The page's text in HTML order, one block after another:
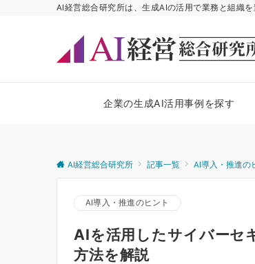
AI経営総合研究所は、生成AIの活用で業務と組織
企業の生成AI活用事例を探す
AI経営総合研究所 記事一覧 AI導入・推進の
AI導入・推進のヒント
AIを活用したサイバーセ
方法を解説